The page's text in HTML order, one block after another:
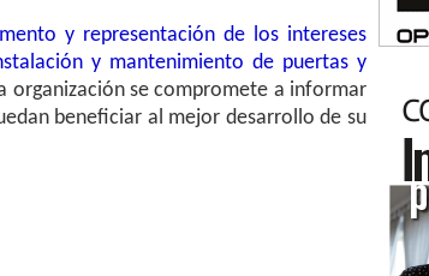
y representación de los intereses
y mantenimiento de puertas y
organización se compromete a informar
beneficiar al mejor desarrollo de su